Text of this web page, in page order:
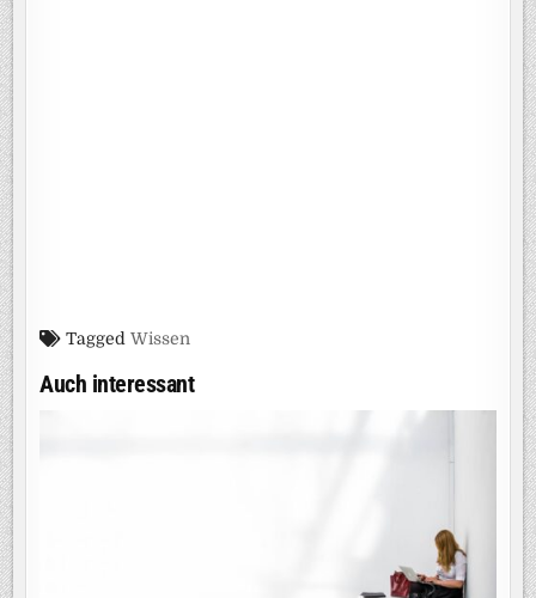
TaggedWissen
Auch interessant